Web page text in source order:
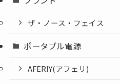
ザ・ノース・フェイス
ポータブル電源
AFERIY(アフェリ)